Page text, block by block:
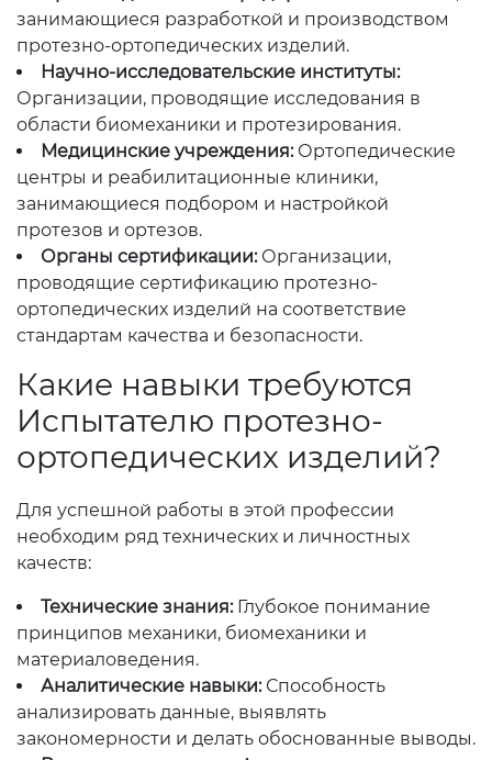
занимающиеся разработкой и производством
протезно-ортопедических изделий.
Научно-исследовательские институты:
Организации, проводящие исследования в
области биомеханики и протезирования.
Медицинские учреждения:Ортопедические
центры и реабилитационные клиники,
занимающиеся подбором и настройкой
протезов и ортезов.
Органы сертификации:Организации,
проводящие сертификацию протезно-
ортопедических изделий на соответствие
стандартам качества и безопасности.
Какие навыки требуются
Испытателю протезно-
ортопедических изделий?
Для успешной работы в этой профессии
необходим ряд технических и личностных
качеств:
Технические знания:Глубокое понимание
принципов механики, биомеханики и
материаловедения.
Аналитические навыки:Способность
анализировать данные, выявлять
закономерности и делать обоснованные выводы.